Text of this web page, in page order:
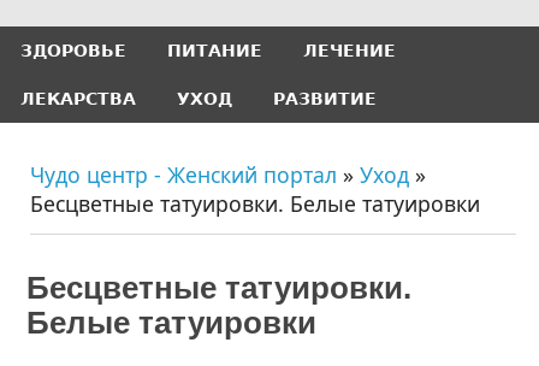
ЗДОРОВЬЕ ПИТАНИЕ ЛЕЧЕНИЕ
ЛЕКАРСТВА УХОД РАЗВИТИЕ
Чудо центр - Женский портал » Уход »
Бесцветные татуировки. Белые татуировки
Бесцветные татуировки.
Белые татуировки